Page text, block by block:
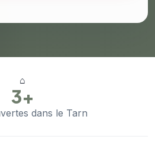
⌂
3+
dans le Tarn